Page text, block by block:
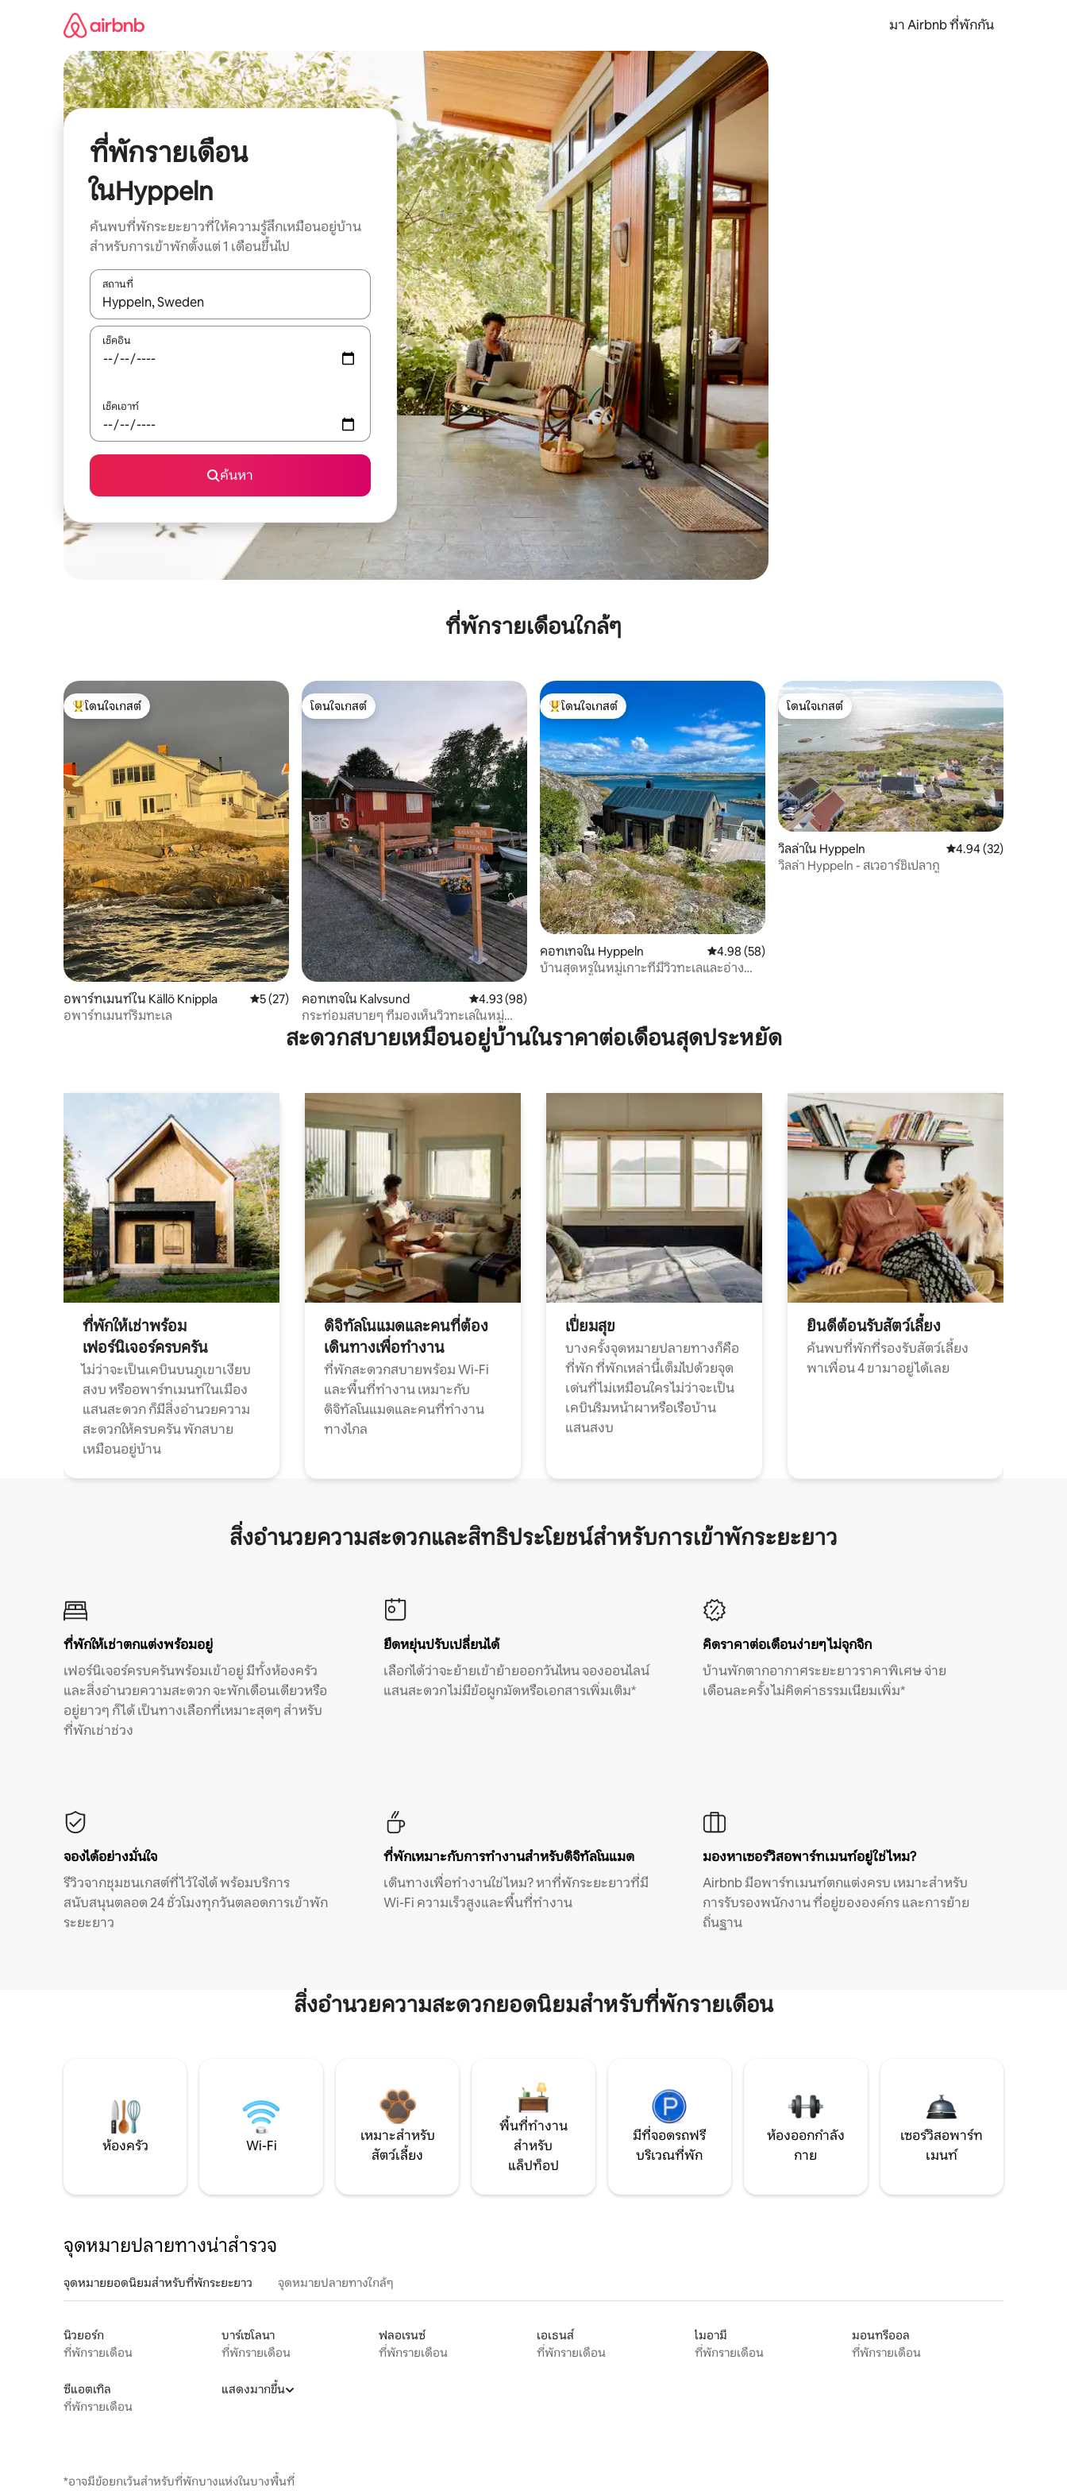
มา Airbnb ที่พักกัน
ที่พักรายเดือน
ในHyppeln
ค้นพบที่พักระยะยาวที่ให้ความรู้สึกเหมือนอยู่บ้าน
สำหรับการเข้าพักตั้งแต่ 1 เดือนขึ้นไป
สถานที่
ใช้ลูกศรขึ้นลง หรือใช้การสัมผัสหรือปัด เพื่อสำรวจผลการค้นหา
เช็คอิน
เช็คเอาท์
ค้นหา
ที่พักรายเดือนใกล้ๆ
โดนใจเกสต์ที่สุด
โดนใจเกสต์
อพาร์ทเมนท์ใน Källö Knippla คะแนนเฉลี่ย 5 จาก 5, 27 รีวิว
5 (27)
อพาร์ทเมนท์ริมทะเล
โดนใจเกสต์
โดนใจเกสต์
คอทเทจใน Kalvsund คะแนนเฉลี่ย 4.93 จาก 5, 98 รีวิว
4.93 (98)
กระท่อมสบายๆ ที่มองเห็นวิวทะเลในหมู่
เกาะกอเธนเบิร์ก
โดนใจเกสต์ที่สุด
โดนใจเกสต์
คอทเทจใน Hyppeln คะแนนเฉลี่ย 4.98 จาก 5, 58 รีวิว
4.98 (58)
บ้านสุดหรูในหมู่เกาะที่มีวิวทะเลและอ่างน้ำ
โดนใจเกสต์
โดนใจเกสต์
วิลล่าใน Hyppeln คะแนนเฉลี่ย 4.94 จาก
4.94 (32)
วิลล่า Hyppeln - สเวอาร์ชิเปลากู
สะดวกสบายเหมือนอยู่บ้านในราคาต่อเดือนสุดประหยัด
ที่พักให้เช่าพร้อม
เฟอร์นิเจอร์ครบครัน
ไม่ว่าจะเป็นเคบินบนภูเขาเงียบ
สงบ หรืออพาร์ทเมนท์ในเมือง
แสนสะดวก ก็มีสิ่งอำนวยความ
สะดวกให้ครบครัน พักสบาย
เหมือนอยู่บ้าน
ดิจิทัลโนแมดและคนที่ต้อง
เดินทางเพื่อทำงาน
ที่พักสะดวกสบายพร้อม Wi-Fi
และพื้นที่ทำงาน เหมาะกับ
ดิจิทัลโนแมดและคนที่ทำงาน
ทางไกล
เปี่ยมสุข
บางครั้งจุดหมายปลายทางก็คือ
ที่พัก ที่พักเหล่านี้เต็มไปด้วยจุด
เด่นที่ไม่เหมือนใคร ไม่ว่าจะเป็น
เคบินริมหน้าผาหรือเรือบ้าน
แสนสงบ
ยินดีต้อนรับสัตว์เลี้ยง
ค้นพบที่พักที่รองรับสัตว์เลี้ยง
พาเพื่อน 4 ขามาอยู่ได้เลย
สิ่งอำนวยความสะดวกและสิทธิประโยชน์สำหรับการเข้าพักระยะยาว
ที่พักให้เช่าตกแต่งพร้อมอยู่
เฟอร์นิเจอร์ครบครันพร้อมเข้าอยู่ มีทั้งห้องครัว
และสิ่งอำนวยความสะดวก จะพักเดือนเดียวหรือ
อยู่ยาวๆ ก็ได้ เป็นทางเลือกที่เหมาะสุดๆ สำหรับ
ที่พักเช่าช่วง
ยืดหยุ่นปรับเปลี่ยนได้
เลือกได้ว่าจะย้ายเข้าย้ายออกวันไหน จองออนไลน์
แสนสะดวก ไม่มีข้อผูกมัดหรือเอกสารเพิ่มเติม*
คิดราคาต่อเดือนง่ายๆ ไม่จุกจิก
บ้านพักตากอากาศระยะยาวราคาพิเศษ จ่าย
เดือนละครั้ง ไม่คิดค่าธรรมเนียมเพิ่ม*
จองได้อย่างมั่นใจ
รีวิวจากชุมชนเกสต์ที่ไว้ใจได้ พร้อมบริการ
สนับสนุนตลอด 24 ชั่วโมงทุกวันตลอดการเข้าพัก
ระยะยาว
ที่พักเหมาะกับการทำงานสำหรับดิจิทัลโนแมด
เดินทางเพื่อทำงานใช่ไหม? หาที่พักระยะยาวที่มี
Wi-Fi ความเร็วสูงและพื้นที่ทำงาน
มองหาเซอร์วิสอพาร์ทเมนท์อยู่ใช่ไหม?
Airbnb มีอพาร์ทเมนท์ตกแต่งครบ เหมาะสำหรับ
การรับรองพนักงาน ที่อยู่ขององค์กร และการย้าย
ถิ่นฐาน
สิ่งอำนวยความสะดวกยอดนิยมสำหรับที่พักรายเดือน
ห้องครัว Wi-Fi
เหมาะสำหรับ
สัตว์เลี้ยง
พื้นที่ทำงาน
สำหรับ
แล็ปท็อป
มีที่จอดรถฟรี
บริเวณที่พัก
ห้องออกกำลัง
กาย
เซอร์วิสอพาร์ท
เมนท์
จุดหมายปลายทางน่าสำรวจ
จุดหมายยอดนิยมสำหรับที่พักระยะยาว จุดหมายปลายทางใกล้ๆ
นิวยอร์ก
ที่พักรายเดือน
บาร์เซโลนา
ที่พักรายเดือน
ฟลอเรนซ์
ที่พักรายเดือน
เอเธนส์
ที่พักรายเดือน
ไมอามี
ที่พักรายเดือน
มอนทรีออล
ที่พักรายเดือน
ซีแอตเทิล
ที่พักรายเดือน
แสดงมากขึ้น
*อาจมีข้อยกเว้นสำหรับที่พักบางแห่งในบางพื้นที่